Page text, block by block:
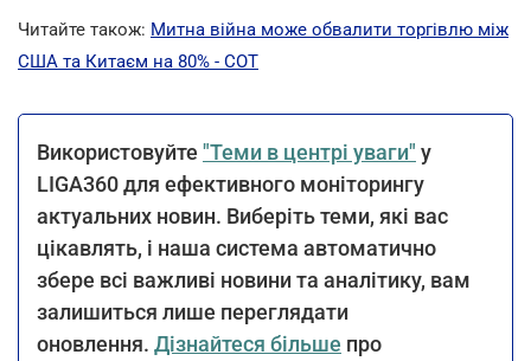
Читайте також: Митна війна може обвалити торгівлю між
США та Китаєм на 80% - СОТ
Використовуйте "Теми в центрі уваги" у
LIGA360 для ефективного моніторингу
актуальних новин. Виберіть теми, які вас
цікавлять, і наша система автоматично
збере всі важливі новини та аналітику, вам
залишиться лише переглядати
оновлення. Дізнайтеся більше про